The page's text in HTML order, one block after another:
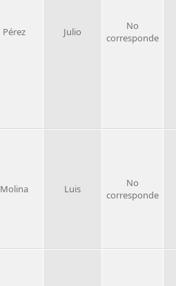
Pérez Julio
No
corresponde
Molina Luis
No
corresponde